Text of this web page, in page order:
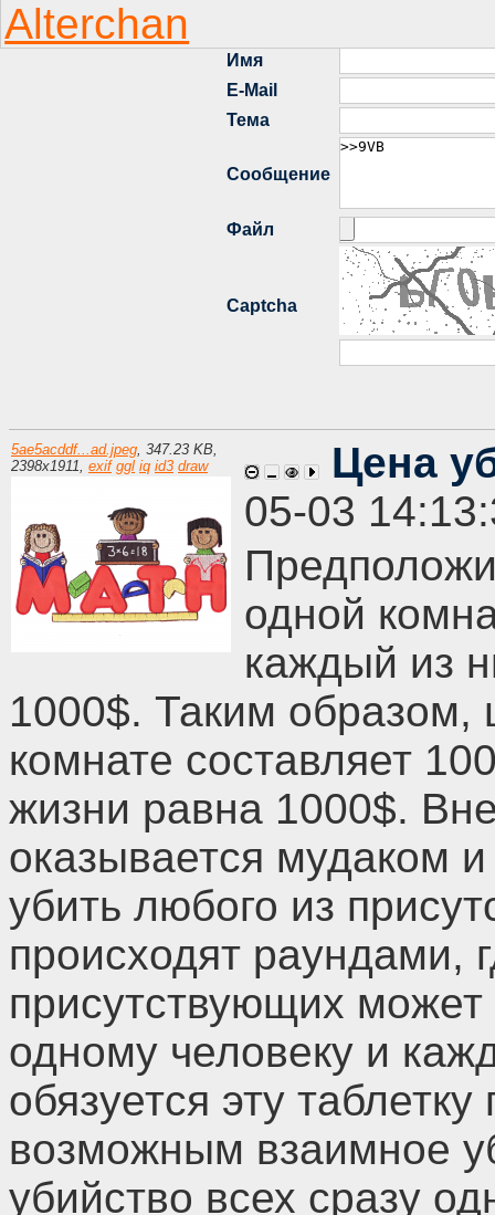
5ae5acddf...ad.jpeg, 347.23 KB,
2398x1911, exif ggl iq id3 draw
Цена
05-03
одной
каждый из
1000$. Таким образом,
комнате составляет
жизни равна 1000$.
оказывается мудаком и
убить любого из
происходят раундами,
присутствующих может
одному человеку и
обязуется эту
возможным взаимное
убийство всех сразу